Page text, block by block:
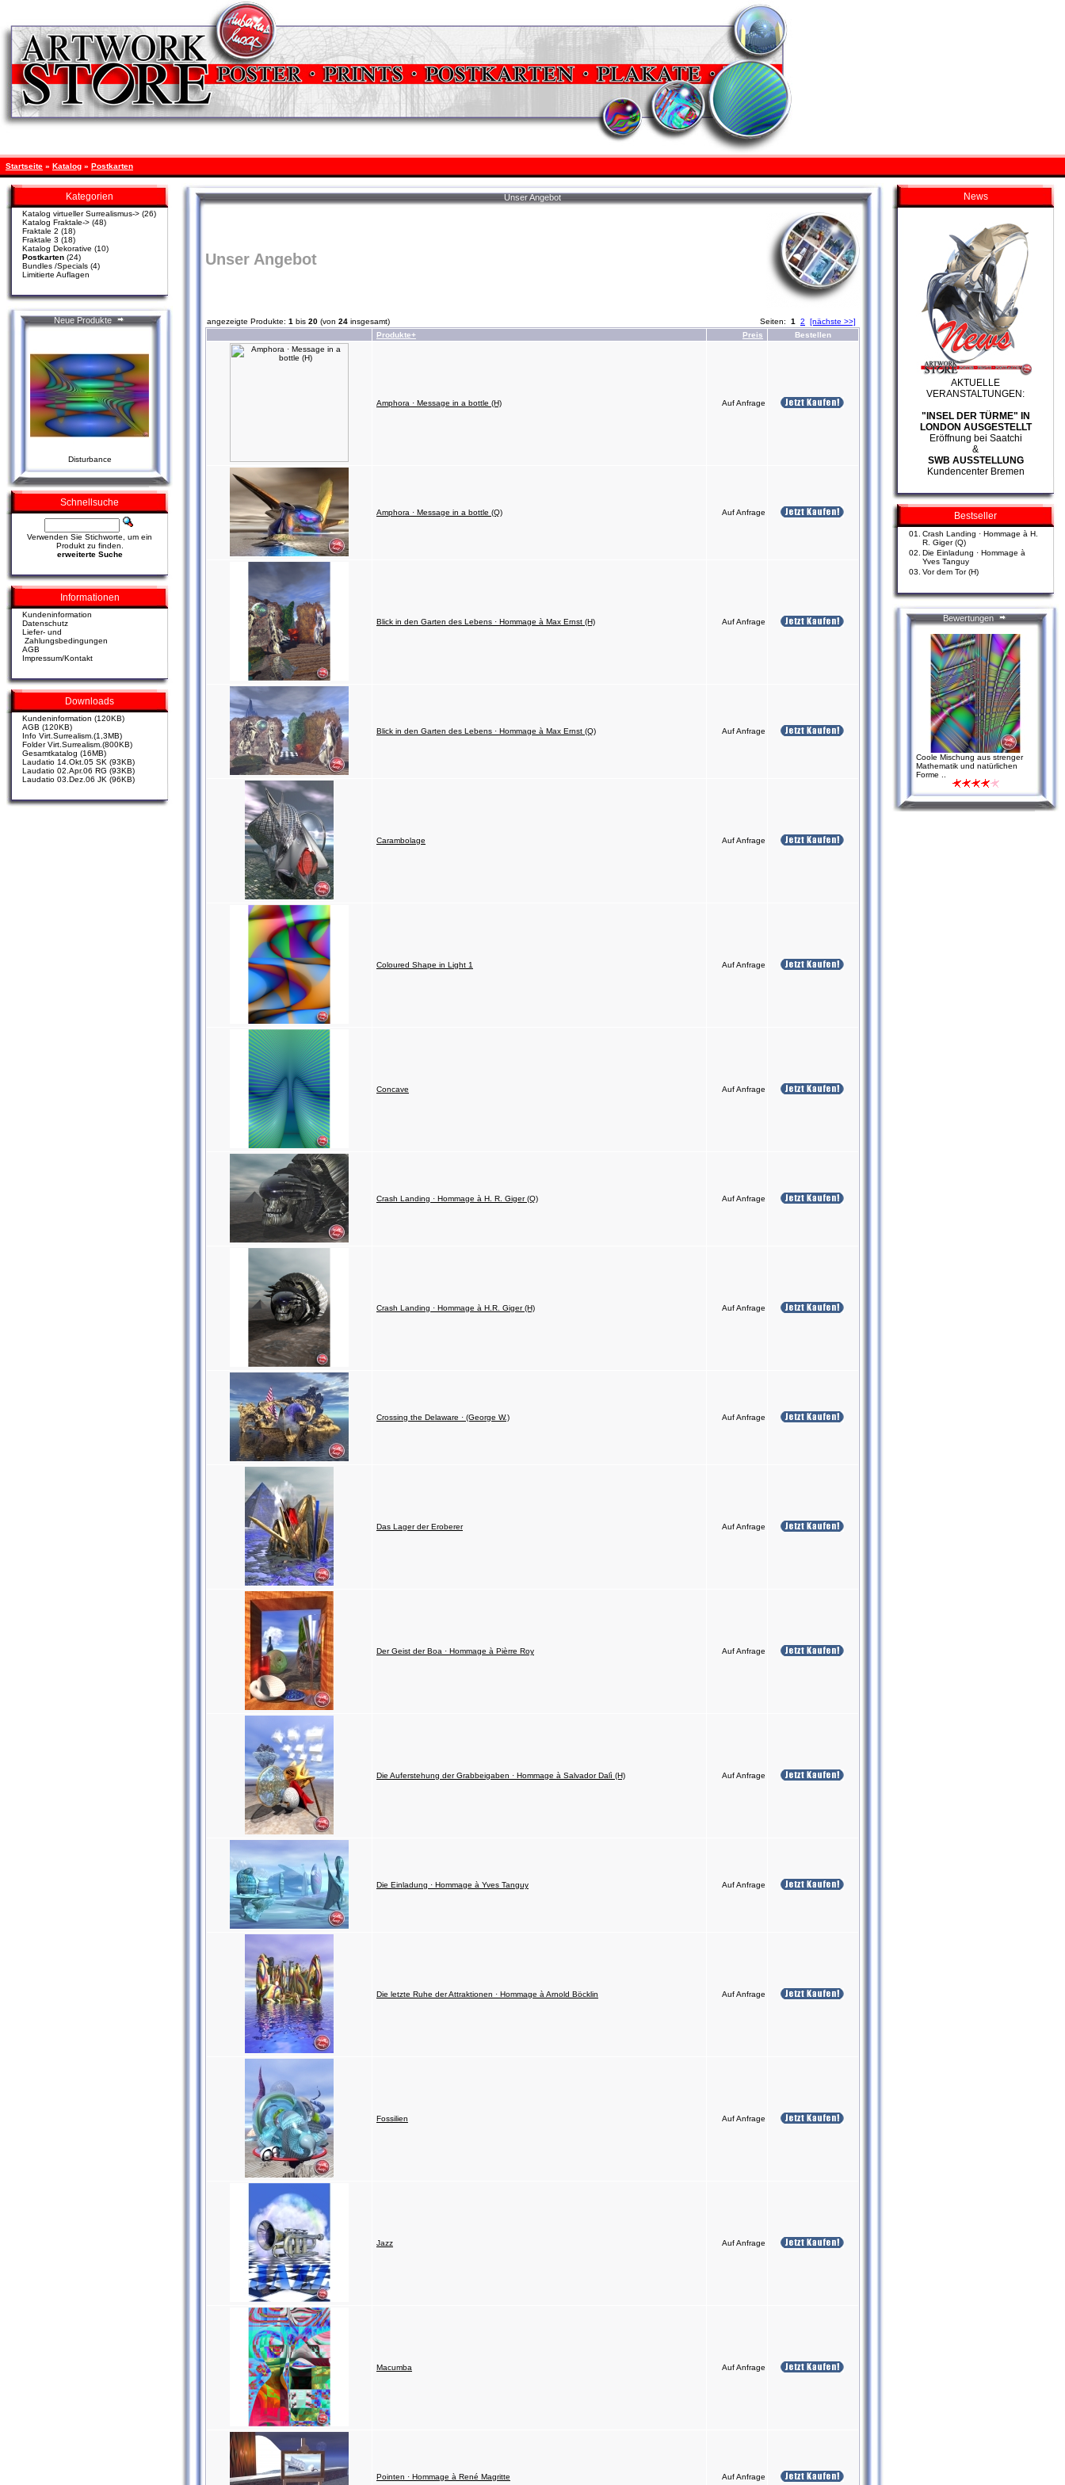
Startseite » Katalog » Postkarten
Kategorien
Katalog virtueller Surrealismus-> (26)
Katalog Fraktale-> (48)
Fraktale 2 (18)
Fraktale 3 (18)
Katalog Dekorative (10)
Postkarten (24)
Bundles /Specials (4)
Limitierte Auflagen
Neue Produkte
Disturbance
Schnellsuche
Verwenden Sie Stichworte, um ein
Produkt zu finden.
erweiterte Suche
Informationen
Kundeninformation
Datenschutz
Liefer- und
Zahlungsbedingungen
AGB
Impressum/Kontakt
Downloads
Kundeninformation (120KB)
AGB (120KB)
Info Virt.Surrealism.(1,3MB)
Folder Virt.Surrealism.(800KB)
Gesamtkatalog (16MB)
Laudatio 14.Okt.05 SK (93KB)
Laudatio 02.Apr.06 RG (93KB)
Laudatio 03.Dez.06 JK (96KB)
Unser Angebot
Unser Angebot
angezeigte Produkte: 1 bis 20 (von 24 insgesamt) Seiten: 1 2
[nächste >>]
Produkte+
Preis Bestellen
Amphora · Message in a bottle (H) Auf Anfrage
Amphora · Message in a bottle (Q) Auf Anfrage
Blick in den Garten des Lebens · Hommage à Max Ernst (H) Auf Anfrage
Blick in den Garten des Lebens · Hommage à Max Ernst (Q) Auf Anfrage
Carambolage Auf Anfrage
Coloured Shape in Light 1 Auf Anfrage
Concave Auf Anfrage
Crash Landing · Hommage à H. R. Giger (Q) Auf Anfrage
Crash Landing · Hommage à H.R. Giger (H) Auf Anfrage
Crossing the Delaware · (George W.) Auf Anfrage
Das Lager der Eroberer Auf Anfrage
Der Geist der Boa · Hommage à Pièrre Roy Auf Anfrage
Die Auferstehung der Grabbeigaben · Hommage à Salvador Dalì (H) Auf Anfrage
Die Einladung · Hommage à Yves Tanguy Auf Anfrage
Die letzte Ruhe der Attraktionen · Hommage à Arnold Böcklin Auf Anfrage
Fossilien Auf Anfrage
Jazz Auf Anfrage
Macumba Auf Anfrage
Pointen · Hommage à René Magritte Auf Anfrage
News
AKTUELLE
VERANSTALTUNGEN:
"INSEL DER TÜRME" IN
LONDON AUSGESTELLT
Eröffnung bei Saatchi
&
SWB AUSSTELLUNG
Kundencenter Bremen
Bestseller
01.
Crash Landing · Hommage à H.
R. Giger (Q)
02. Die Einladung · Hommage à
Yves Tanguy
03. Vor dem Tor (H)
Bewertungen
Coole Mischung aus strenger
Mathematik und natürlichen
Forme ..